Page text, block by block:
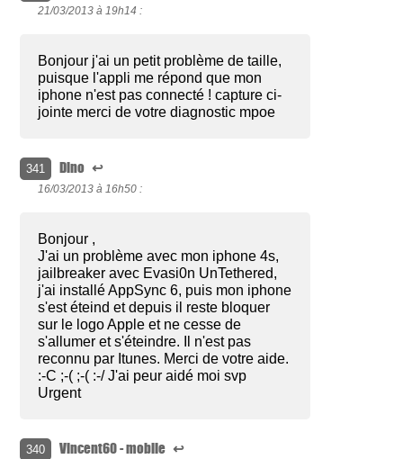
21/03/2013 à 19h14 :
Bonjour j'ai un petit problème de taille,
puisque l'appli me répond que mon
iphone n'est pas connecté ! capture ci-
jointe merci de votre diagnostic mpoe
341 Dino ↩
16/03/2013 à 16h50 :
Bonjour ,
J'ai un problème avec mon iphone 4s,
jailbreaker avec Evasi0n UnTethered,
j'ai installé AppSync 6, puis mon iphone
s'est éteind et depuis il reste bloquer
sur le logo Apple et ne cesse de
s'allumer et s'éteindre. Il n'est pas
reconnu par Itunes. Merci de votre aide.
:-C ;-( ;-( :-/ J'ai peur aidé moi svp
Urgent
340 Vincent60 - mobile ↩